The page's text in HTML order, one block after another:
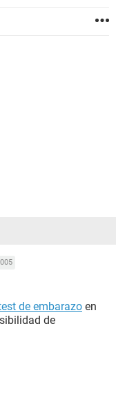
de embarazo en
de